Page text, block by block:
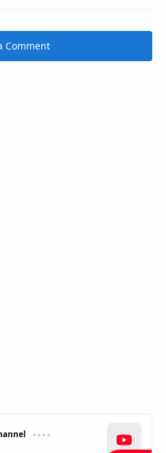
Comment